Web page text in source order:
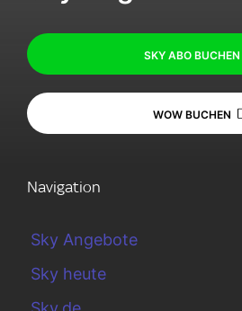
SKY ABO BUCHEN
WOW BUCHEN
Navigation
Sky Angebote
Sky heute